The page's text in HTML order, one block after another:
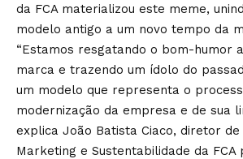
da FCA materializou este meme,
modelo antigo a um novo tempo da
“Estamos resgatando o bom-humor
marca e trazendo um ídolo do
um modelo que representa o
modernização da empresa e de sua
explica João Batista Ciaco, diretor de
Marketing e Sustentabilidade da FCA